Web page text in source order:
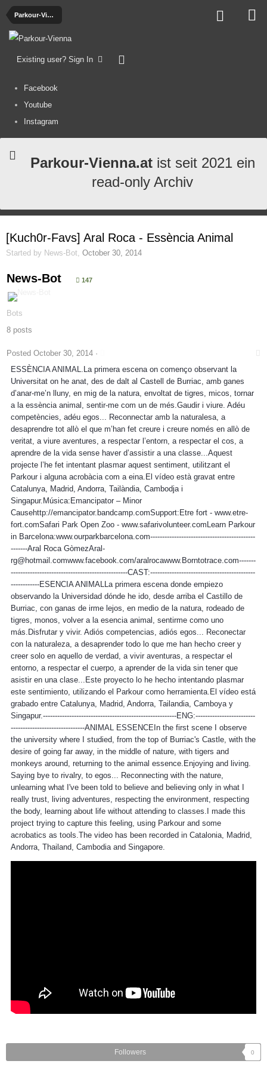
Parkour-Videos
Existing user? Sign In
Facebook
Youtube
Instagram
Parkour-Vienna.atist seit 2021 ein
read-only Archiv
[Kuch0r-Favs] Aral Roca - Essència Animal
Started by News-Bot October 30, 2014
News-Bot 147
Bots
8 posts
Posted October 30, 2014 ·
ESSÈNCIA ANIMAL.La primera escena on començo observant la
Universitat on he anat, des de dalt al Castell de Burriac, amb ganes
d’anar-me’n lluny, en mig de la natura, envoltat de tigres, micos, tornar
a la essència animal, sentir-me com un de més.Gaudir i viure. Adéu
competències, adéu egos... Reconnectar amb la naturalesa, a
desaprendre tot allò el que m’han fet creure i creure només en allò de
veritat, a viure aventures, a respectar l’entorn, a respectar el cos, a
aprendre de la vida sense haver d’assistir a una classe...Aquest
projecte l’he fet intentant plasmar aquest sentiment, utilitzant el
Parkour i alguna acrobàcia com a eina.El vídeo està gravat entre
Catalunya, Madrid, Andorra, Tailàndia, Cambodja i
Singapur.Música:Emancipator – Minor
Causehttp://emancipator.bandcamp.comSupport:Etre fort - www.etre-
fort.comSafari Park Open Zoo - www.safarivolunteer.comLearn Parkour
in Barcelona:www.ourparkbarcelona.com--------------------------------------------
-------Aral Roca GòmezAral-
rg@hotmail.comwww.facebook.com/aralrocawww.Borntotrace.com-------
-------------------------------------------------CAST:--------------------------------------------
------------ESENCIA ANIMALLa primera escena donde empiezo
observando la Universidad dónde he ido, desde arriba el Castillo de
Burriac, con ganas de irme lejos, en medio de la natura, rodeado de
tigres, monos, volver a la esencia animal, sentirme como uno
más.Disfrutar y vivir. Adiós competencias, adiós egos... Reconectar
con la naturaleza, a desaprender todo lo que me han hecho creer y
creer solo en aquello de verdad, a vivir aventuras, a respectar el
entorno, a respectar el cuerpo, a aprender de la vida sin tener que
asistir en una clase...Este proyecto lo he hecho intentando plasmar
este sentimiento, utilizando el Parkour como herramienta.El vídeo está
grabado entre Catalunya, Madrid, Andorra, Tailandia, Camboya y
Singapur.--------------------------------------------------------ENG:-------------------------
-------------------------------ANIMAL ESSENCEIn the first scene I observe
the university where I studied, from the top of Burriac's Castle, with the
desire of going far away, in the middle of nature, with tigers and
monkeys around, returning to the animal essence.Enjoying and living.
Saying bye to rivalry, to egos... Reconnecting with the nature,
unlearning what I've been told to believe and believing only in what I
really trust, living adventures, respecting the environment, respecting
the body, learning about life without attending to classes.I made this
project trying to capture this feeling, using Parkour and some
acrobatics as tools.The video has been recorded in Catalonia, Madrid,
Andorra, Thailand, Cambodia and Singapore.
Followers 0